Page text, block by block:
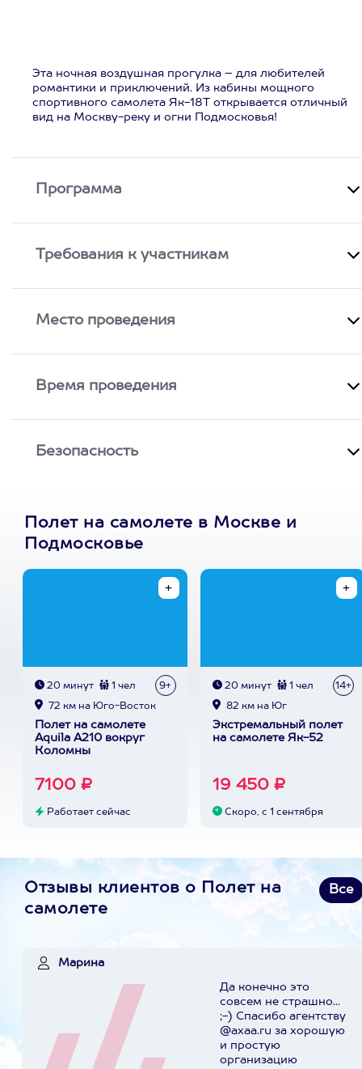
Эта ночная воздушная прогулка – для любителей
романтики и приключений. Из кабины мощного
спортивного самолета Як-18Т открывается отличный
вид на Москву-реку и огни Подмосковья!
Программа
Требования к участникам
Место проведения
Время проведения
Безопасность
Полет на самолете в Москве и
Подмосковье
20 минут 1 чел 9+
72 км на Юго-Восток
Полет на самолете
Aquila A210 вокруг
Коломны
7100 ₽
Работает сейчас
20 минут 1 чел 14+
82 км на Юг
Экстремальный полет
на самолете Як-52
19 450 ₽
Скоро, с 1 сентября
Отзывы клиентов о Полет на
самолете
Все
Марина
Да конечно это
совсем не страшно...
;-) Спасибо агентству
@axaa.ru за хорошую
и простую
организацию